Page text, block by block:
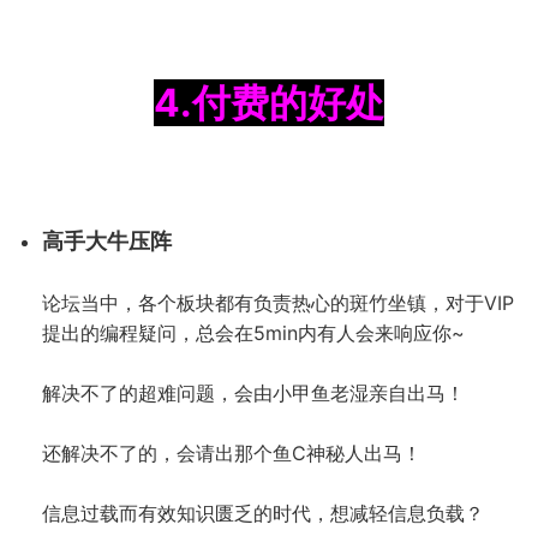
4.付费的好处
高手大牛压阵
论坛当中，各个板块都有负责热心的斑竹坐镇，对于VIP
提出的编程疑问，总会在5min内有人会来响应你~
解决不了的超难问题，会由小甲鱼老湿亲自出马！
还解决不了的，会请出那个鱼C神秘人出马！
信息过载而有效知识匮乏的时代，想减轻信息负载？